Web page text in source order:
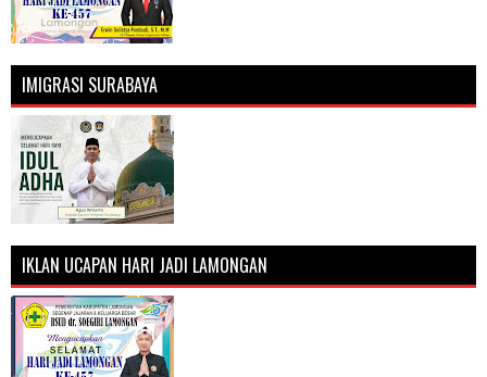
IMIGRASI SURABAYA
IKLAN UCAPAN HARI JADI LAMONGAN